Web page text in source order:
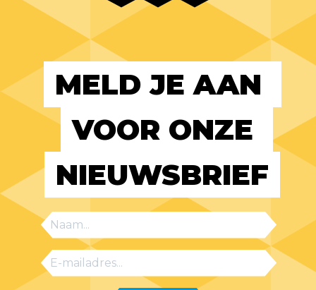
MELD JE AAN
VOOR ONZE
NIEUWSBRIEF